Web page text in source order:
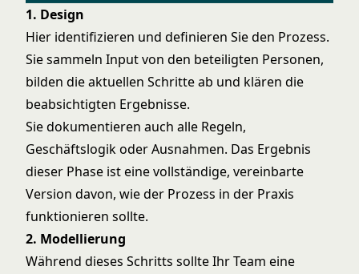
1. Design
Hier identifizieren und definieren Sie den Prozess.
Sie sammeln Input von den beteiligten Personen,
bilden die aktuellen Schritte ab und klären die
beabsichtigten Ergebnisse.
Sie dokumentieren auch alle Regeln,
Geschäftslogik oder Ausnahmen. Das Ergebnis
dieser Phase ist eine vollständige, vereinbarte
Version davon, wie der Prozess in der Praxis
funktionieren sollte.
2. Modellierung
Während dieses Schritts sollte Ihr Team eine